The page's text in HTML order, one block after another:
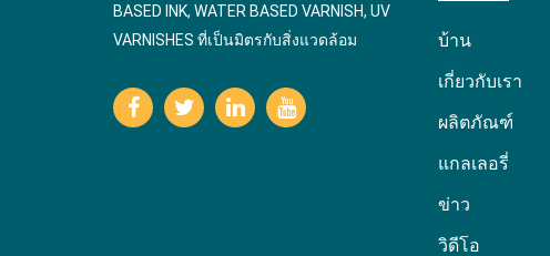
BASED INK, WATER BASED VARNISH, UV
VARNISHES ที่เป็นมิตรกับสิ่งแวดล้อม
บ้าน
เกี่ยวกับเรา
ผลิตภัณฑ์
แกลเลอรี่
ข่าว
วิดีโอ